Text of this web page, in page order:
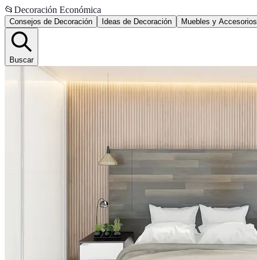
📂 Decoración Económica
Consejos de Decoración Ideas de Decoración Muebles y Accesorios
Buscar